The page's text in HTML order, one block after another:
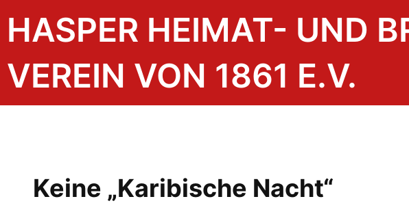
HASPER HEIMAT- UND
VEREIN VON 1861 E.V.
Keine „Karibische Nacht“